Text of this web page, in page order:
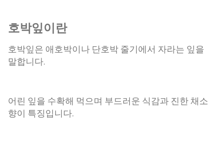
호박잎이란
호박잎은 애호박이나 단호박 줄기에서 자라는 잎을
말합니다.
어린 잎을 수확해 먹으며 부드러운 식감과 진한 채소
향이 특징입니다.